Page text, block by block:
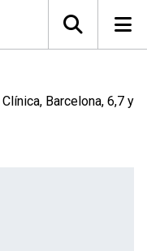
Barcelona, 6,7 y